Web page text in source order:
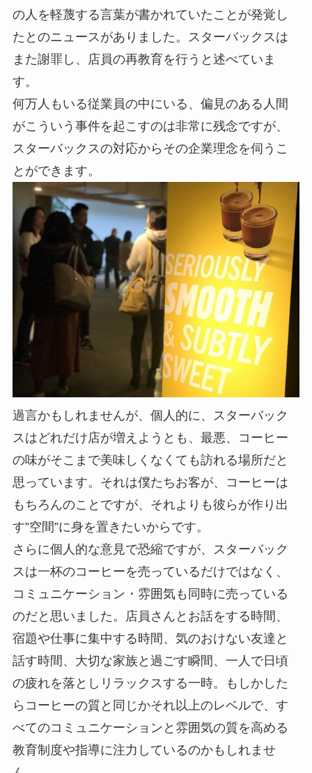
の人を軽蔑する言葉が書かれていたことが発覚し
たとのニュースがありました。スターバックスは
また謝罪し、店員の再教育を行うと述べていま
す。
何万人もいる従業員の中にいる、偏見のある人間
がこういう事件を起こすのは非常に残念ですが、
スターバックスの対応からその企業理念を伺うこ
とができます。
過言かもしれませんが、個人的に、スターバック
スはどれだけ店が増えようとも、最悪、コーヒー
の味がそこまで美味しくなくても訪れる場所だと
思っています。それは僕たちお客が、コーヒーは
もちろんのことですが、それよりも彼らが作り出
す”空間”に身を置きたいからです。
さらに個人的な意見で恐縮ですが、スターバック
スは一杯のコーヒーを売っているだけではなく、
コミュニケーション・雰囲気も同時に売っている
のだと思いました。店員さんとお話をする時間、
宿題や仕事に集中する時間、気のおけない友達と
話す時間、大切な家族と過ごす瞬間、一人で日頃
の疲れを落としリラックスする一時。もしかした
らコーヒーの質と同じかそれ以上のレベルで、す
べてのコミュニケーションと雰囲気の質を高める
教育制度や指導に注力しているのかもしれませ